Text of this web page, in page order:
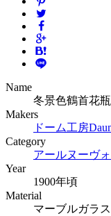
Name
冬景色鶴首花瓶
Makers
ドーム工房
Category
アールヌーヴ
Year
1900年頃
Material
マーブルガラ